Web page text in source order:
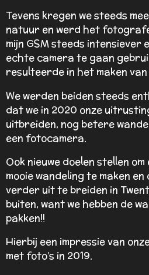
Tevens kregen we steeds
natuur en werd het
mijn GSM steeds intensiever
echte camera te gaan
resulteerde in het maken
We werden beiden steeds
dat we in 2020 onze
uitbreiden, nog betere
een fotocamera.
Ook nieuwe doelen stellen
mooie wandeling te maken
verder uit te breiden in
buiten, want we hebben de
pakken!!
Hierbij een impressie van
met foto’s in 2019.